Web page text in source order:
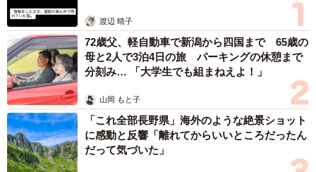
暮らす猫たちの保護を依頼されていたこと。そして保護に
向かったときには、飼い主さんはすでに亡くなっており、
猫たちだけが取り残されていたという事実でした。
「家の中は荒れ果て、環境はとても悲惨だったと聞きま
す。そんな中で子猫たちが生まれていて、兄妹たちは順に
里親さんが決まっていきました。そのなかで一番体の小さ
かったちいが、うちの子として来てくれたんです」
渡辺 晴子
72歳父、軽自動車で新潟から四国まで 65歳の
母と2人で3泊4日の旅 パーキングの休憩まで
分刻み… 「大学生でも組まねえよ！」
山岡 もと子
「これ全部長野県」海外のような絶景ショット
に感動と反響「離れてからいいところだったん
だって気づいた」